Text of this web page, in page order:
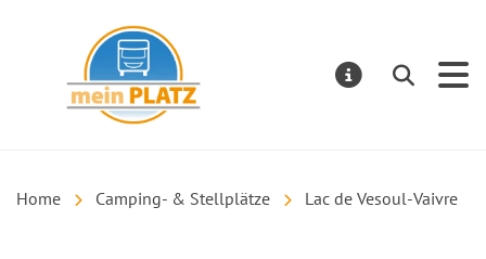
Suchen
Home Camping- & Stellplätze Lac de Vesoul-Vaivre